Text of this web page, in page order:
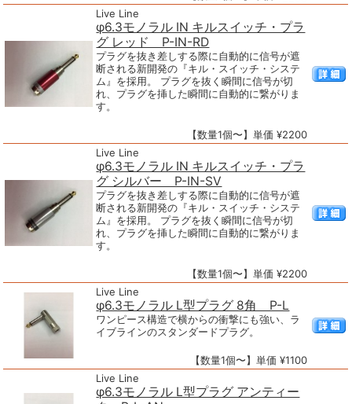
Live Line
φ6.3モノラル IN キルスイッチ・プラ
グ レッド P-IN-RD
プラグを抜き差しする際に自動的に信号が遮
断される新開発の『キル・スイッチ・システ
ム』を採用。 プラグを抜く瞬間に信号が切
れ、プラグを挿した瞬間に自動的に繋がりま
す。
【数量1個〜】単価 ¥2200
Live Line
φ6.3モノラル IN キルスイッチ・プラ
グ シルバー P-IN-SV
プラグを抜き差しする際に自動的に信号が遮
断される新開発の『キル・スイッチ・システ
ム』を採用。 プラグを抜く瞬間に信号が切
れ、プラグを挿した瞬間に自動的に繋がりま
す。
【数量1個〜】単価 ¥2200
Live Line
φ6.3モノラル L型プラグ 8角 P-L
ワンピース構造で横からの衝撃にも強い、ラ
イブラインのスタンダードプラグ。
【数量1個〜】単価 ¥1100
Live Line
φ6.3モノラル L型プラグ アンティー